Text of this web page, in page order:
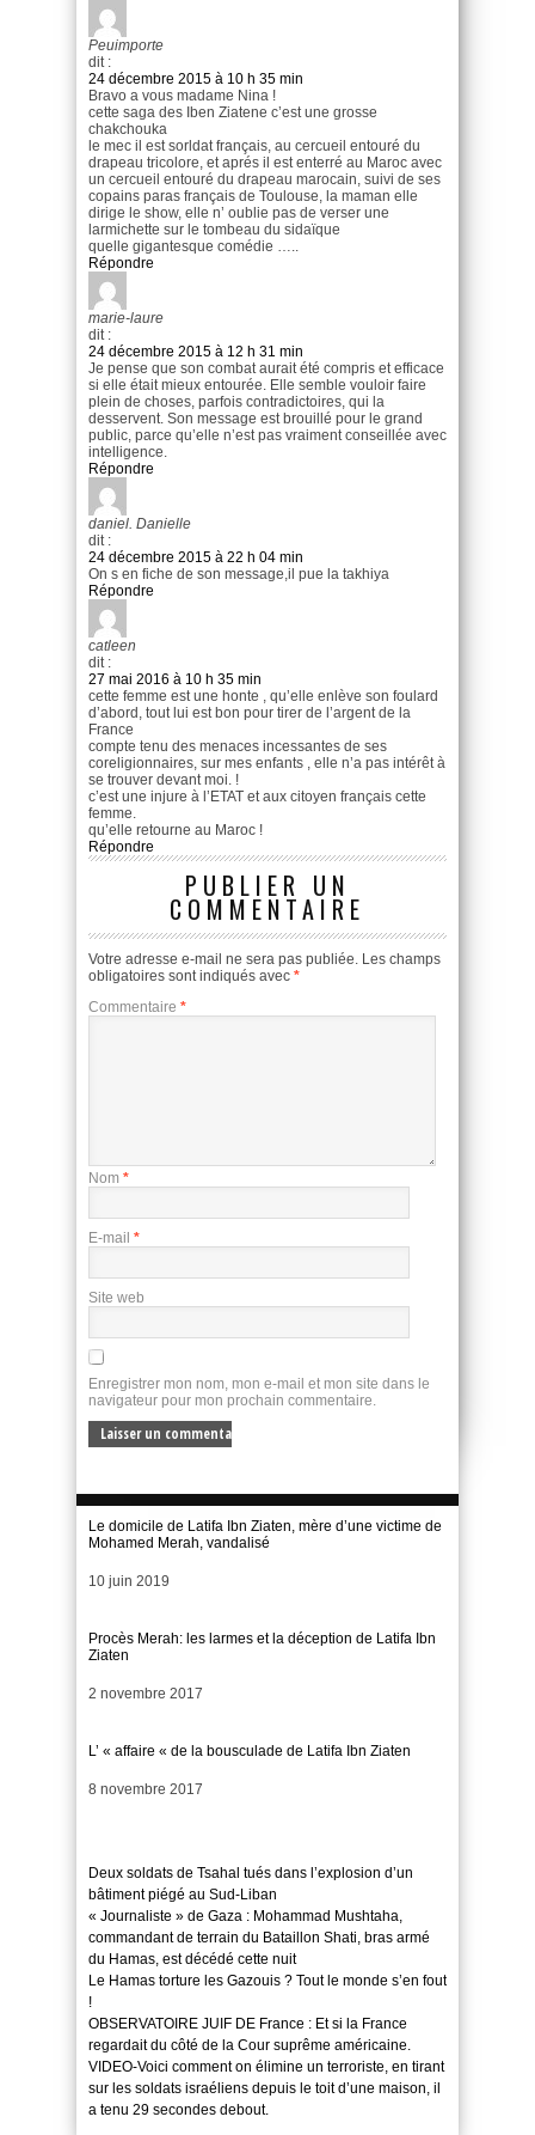
Peuimporte
dit :
24 décembre 2015 à 10 h 35 min
Bravo a vous madame Nina !
cette saga des Iben Ziatene c’est une grosse
chakchouka
le mec il est sorldat français, au cercueil entouré du
drapeau tricolore, et aprés il est enterré au Maroc avec
un cercueil entouré du drapeau marocain, suivi de ses
copains paras français de Toulouse, la maman elle
dirige le show, elle n’ oublie pas de verser une
larmichette sur le tombeau du sidaïque
quelle gigantesque comédie …..
Répondre
marie-laure
dit :
24 décembre 2015 à 12 h 31 min
Je pense que son combat aurait été compris et efficace
si elle était mieux entourée. Elle semble vouloir faire
plein de choses, parfois contradictoires, qui la
desservent. Son message est brouillé pour le grand
public, parce qu’elle n’est pas vraiment conseillée avec
intelligence.
Répondre
daniel. Danielle
dit :
24 décembre 2015 à 22 h 04 min
On s en fiche de son message,il pue la takhiya
Répondre
catleen
dit :
27 mai 2016 à 10 h 35 min
cette femme est une honte , qu’elle enlève son foulard
d’abord, tout lui est bon pour tirer de l’argent de la
France
compte tenu des menaces incessantes de ses
coreligionnaires, sur mes enfants , elle n’a pas intérêt à
se trouver devant moi. !
c’est une injure à l’ETAT et aux citoyen français cette
femme.
qu’elle retourne au Maroc !
Répondre
PUBLIER UN
COMMENTAIRE
Votre adresse e-mail ne sera pas publiée. Les champs
obligatoires sont indiqués avec *
Commentaire *
Nom *
E-mail *
Site web
Enregistrer mon nom, mon e-mail et mon site dans le
navigateur pour mon prochain commentaire.
Le domicile de Latifa Ibn Ziaten, mère d’une victime de
Mohamed Merah, vandalisé
Date
10 juin 2019
Procès Merah: les larmes et la déception de Latifa Ibn
Ziaten
Date
2 novembre 2017
L’ « affaire « de la bousculade de Latifa Ibn Ziaten
Date
8 novembre 2017
Deux soldats de Tsahal tués dans l’explosion d’un
bâtiment piégé au Sud-Liban
« Journaliste » de Gaza : Mohammad Mushtaha,
commandant de terrain du Bataillon Shati, bras armé
du Hamas, est décédé cette nuit
Le Hamas torture les Gazouis ? Tout le monde s’en fout
!
OBSERVATOIRE JUIF DE France : Et si la France
regardait du côté de la Cour suprême américaine.
VIDEO-Voici comment on élimine un terroriste, en tirant
sur les soldats israéliens depuis le toit d’une maison, il
a tenu 29 secondes debout.